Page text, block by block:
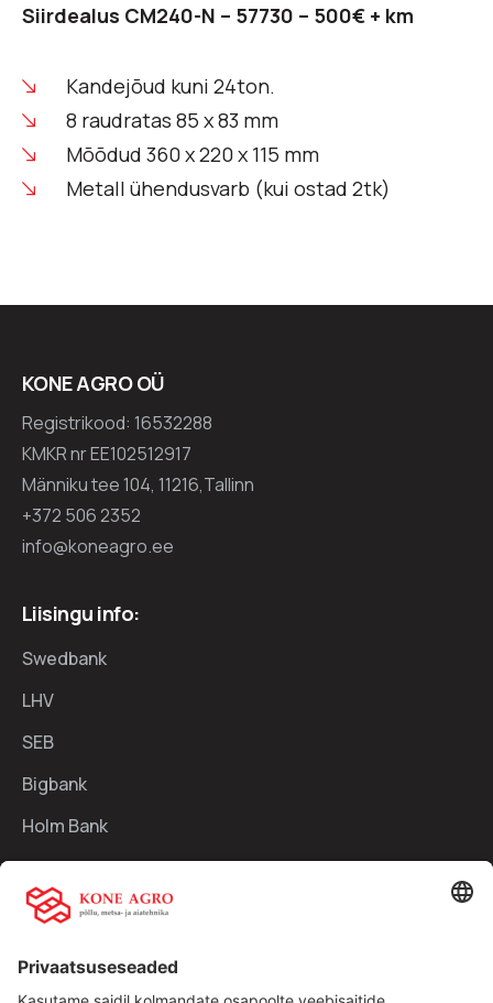
Siirdealus CM240-N – 57730 – 500€ + km
Kandejõud kuni 24ton.
8 raudratas 85 x 83 mm
Mõõdud 360 x 220 x 115 mm
Metall ühendusvarb (kui ostad 2tk)
KONE AGRO OÜ
Registrikood: 16532288
KMKR nr EE102512917
Männiku tee 104, 11216,Tallinn
+372 506 2352
info@koneagro.ee
Liisingu info:
Swedbank
LHV
SEB
Bigbank
Holm Bank
Kiirlingid:
Traktorid